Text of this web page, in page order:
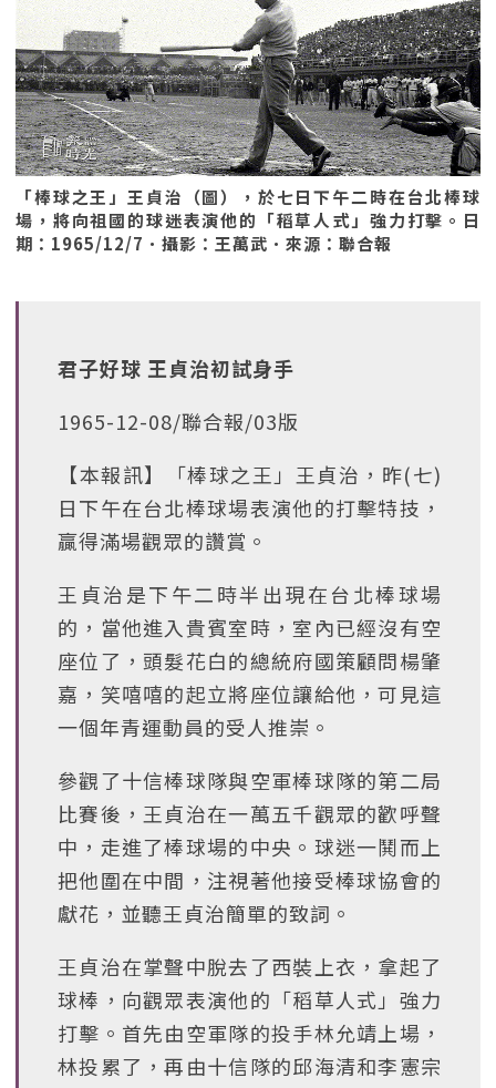
「棒球之王」王貞治（圖），於七日下午二時在台北棒球
場，將向祖國的球迷表演他的「稻草人式」強力打擊。日
期：1965/12/7．攝影：王萬武．來源：聯合報
君子好球 王貞治初試身手
1965-12-08/聯合報/03版
【本報訊】「棒球之王」王貞治，昨(七)
日下午在台北棒球場表演他的打擊特技，
贏得滿場觀眾的讚賞。
王貞治是下午二時半出現在台北棒球場
的，當他進入貴賓室時，室內已經沒有空
座位了，頭髮花白的總統府國策顧問楊肇
嘉，笑嘻嘻的起立將座位讓給他，可見這
一個年青運動員的受人推崇。
參觀了十信棒球隊與空軍棒球隊的第二局
比賽後，王貞治在一萬五千觀眾的歡呼聲
中，走進了棒球場的中央。球迷一鬨而上
把他圍在中間，注視著他接受棒球協會的
獻花，並聽王貞治簡單的致詞。
王貞治在掌聲中脫去了西裝上衣，拿起了
球棒，向觀眾表演他的「稻草人式」強力
打擊。首先由空軍隊的投手林允靖上場，
林投累了，再由十信隊的邱海清和李憲宗